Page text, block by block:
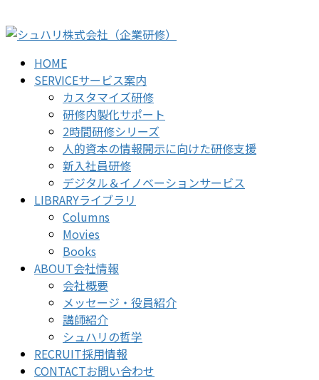
ン
ビ
HOME
SERVICEサービス案内
カスタマイズ研修
研修内製化サポート
2時間研修シリーズ
人的資本の情報開示に向けた研修支援
新入社員研修
デジタル＆イノベーションサービス
LIBRARYライブラリ
Columns
Movies
Books
ABOUT会社情報
会社概要
メッセージ・役員紹介
講師紹介
シュハリの哲学
RECRUIT採用情報
CONTACTお問い合わせ